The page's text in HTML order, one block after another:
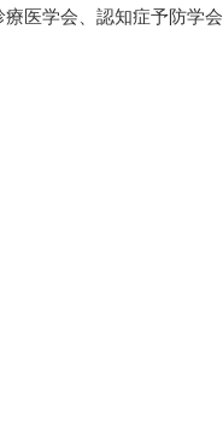
医学会、認知症予防学会